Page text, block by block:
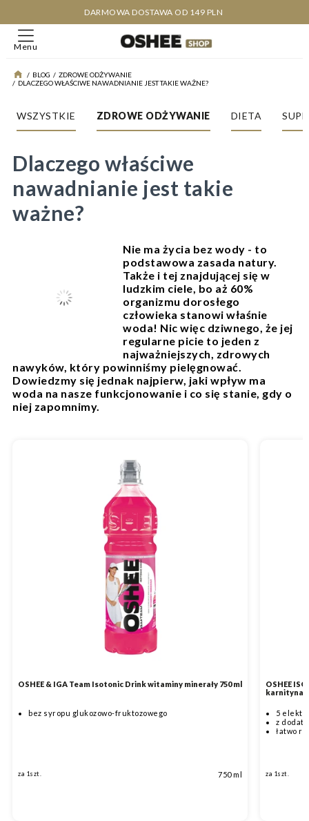
DARMOWA DOSTAWA OD 149 PLN
Menu
/ BLOG / ZDROWE ODŻYWANIE
/ DLACZEGO WŁAŚCIWE NAWADNIANIE JEST TAKIE WAŻNE?
WSZYSTKIE ZDROWE ODŻYWANIE DIETA
Dlaczego właściwe
nawadnianie jest takie
ważne?
Nie ma życia bez wody - to
podstawowa zasada natury.
Także i tej znajdującej się w
ludzkim ciele, bo aż 60%
organizmu dorosłego
człowieka stanowi właśnie
woda! Nic więc dziwnego, że jej
regularne picie to jeden z
najważniejszych, zdrowych
nawyków, który powinniśmy pielęgnować.
Dowiedzmy się jednak najpierw, jaki wpływ ma
woda na nasze funkcjonowanie i co się stanie, gdy o
niej zapomnimy.
OSHEE & IGA Team Isotonic Drink witaminy minerały 750 ml
bez syropu glukozowo-fruktozowego
za 1szt. 750 ml
OSHEE
karnityna
5
z
łatwo
za 1szt.